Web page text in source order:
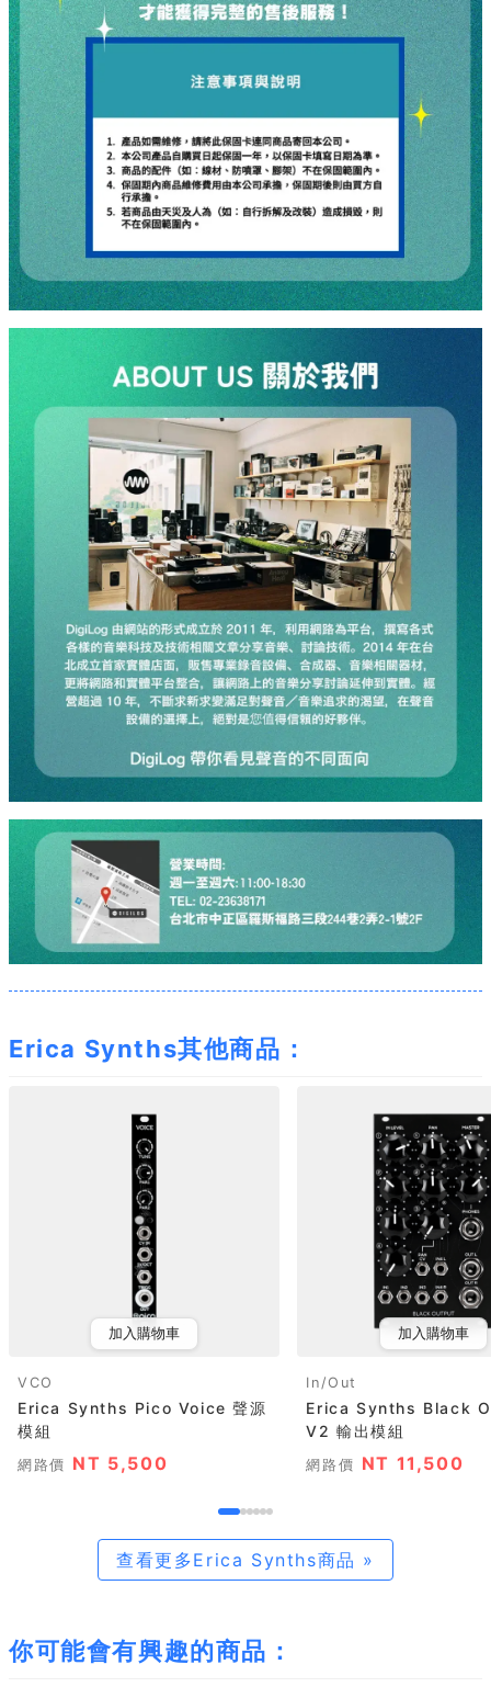
Erica Synths其他商品：
加入購物車
VCO
Erica Synths Pico Voice 聲源
模組
網路價 NT 5,500
加入購物車
In/Out
Erica Synths Black
V2 輸出模組
網路價 NT 11,500
查看更多Erica Synths商品 »
你可能會有興趣的商品：